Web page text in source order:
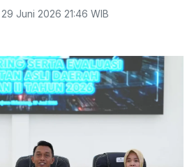
29 Juni 2026 21:46 WIB